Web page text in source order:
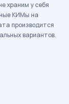
храним у себя
КИМы на
производится
вариантов.